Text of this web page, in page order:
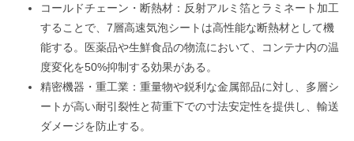
コールドチェーン・断熱材：反射アルミ箔とラミネート加工
することで、7層高速気泡シートは高性能な断熱材として機
能する。医薬品や生鮮食品の物流において、コンテナ内の温
度変化を50%抑制する効果がある。
精密機器・重工業：重量物や鋭利な金属部品に対し、多層シ
ートが高い耐引裂性と荷重下での寸法安定性を提供し、輸送
ダメージを防止する。